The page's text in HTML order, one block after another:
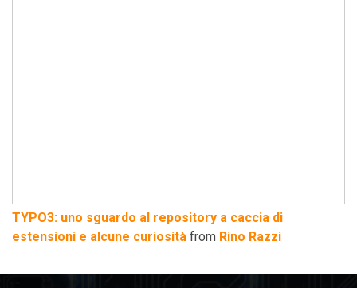
TYPO3: uno sguardo al repository a caccia di
estensioni e alcune curiosità from Rino Razzi